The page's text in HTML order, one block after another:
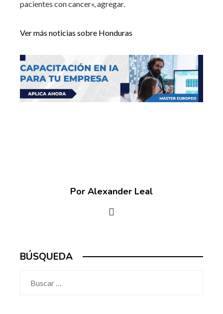
pacientes con cancer«, agregar.
Ver más noticias sobre Honduras
Por Alexander Leal
BÚSQUEDA